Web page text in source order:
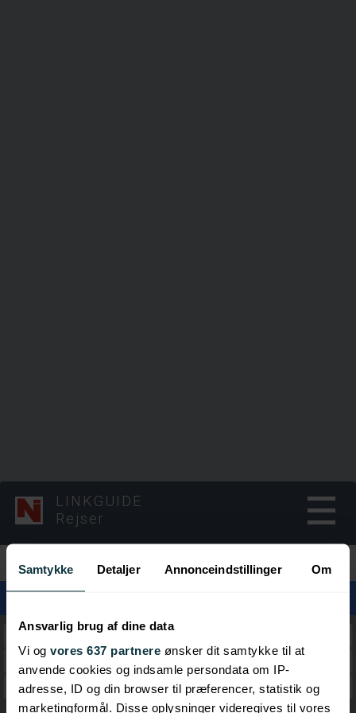
Samtykke Detaljer Annonceindstillinger Om
Ansvarlig brug af dine data
Vi og vores 637 partnere ønsker dit samtykke til at
anvende cookies og indsamle persondata om IP-
adresse, ID og din browser til præferencer, statistik og
marketingformål. Disse oplysninger videregives til vores
LINKGUIDE
Rejser
Kategorier
Nyheder
Rejse Apps
Rejseforsikring